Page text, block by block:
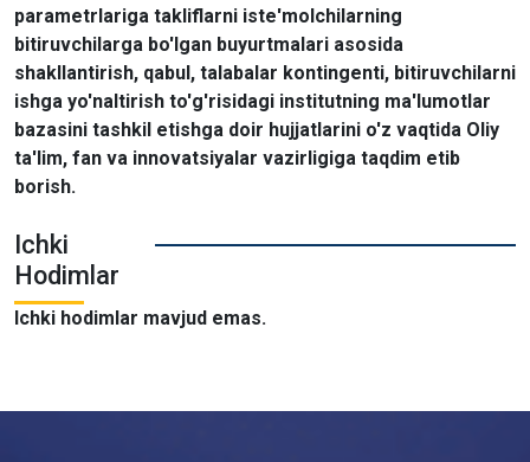
parametrlariga takliflarni iste'molchilarning
bitiruvchilarga bo'lgan buyurtmalari asosida
shakllantirish, qabul, talabalar kontingenti, bitiruvchilarni
ishga yo'naltirish to'g'risidagi institutning ma'lumotlar
bazasini tashkil etishga doir hujjatlarini o'z vaqtida Oliy
ta'lim, fan va innovatsiyalar vazirligiga taqdim etib
borish.
Ichki
Hodimlar
Ichki hodimlar mavjud emas.